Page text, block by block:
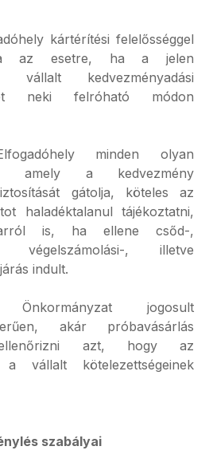
kártérítési felelősséggel
az esetre, ha a jelen
vállalt kedvezményadási
neki felróható módon
minden olyan
amely a kedvezmény
gátolja, köteles az
haladéktalanul tájékoztatni,
arról is, ha ellene csőd-,
, végelszámolási-, illetve
indult.
jogosult
akár próbavásárlás
azt, hogy az
a vállalt kötelezettségeinek
szabályai